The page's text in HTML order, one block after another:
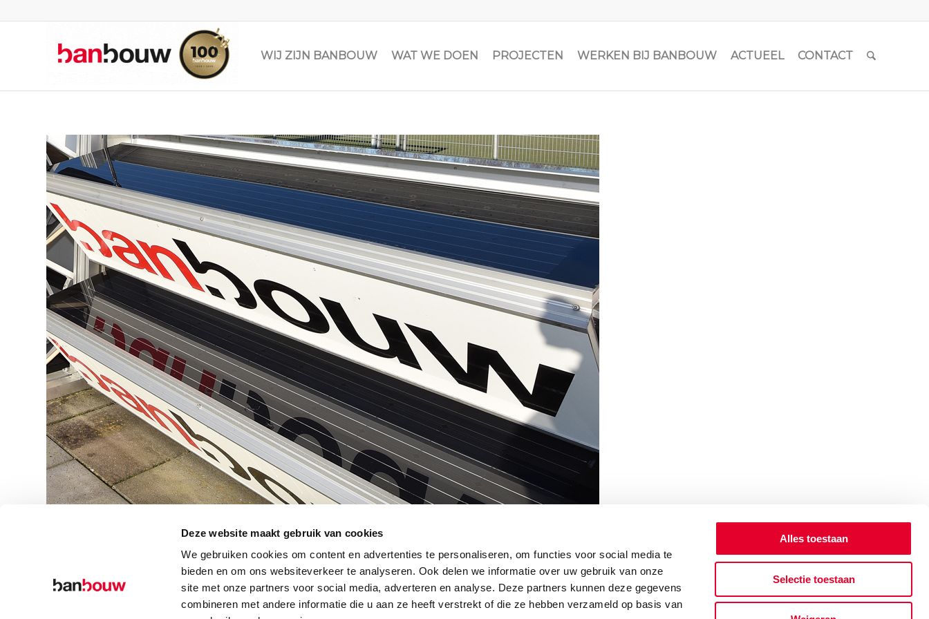
Deze website maakt gebruik van cookies
We gebruiken cookies om content en advertenties te personaliseren, om functies voor social media te
bieden en om ons websiteverkeer te analyseren. Ook delen we informatie over uw gebruik van onze
site met onze partners voor social media, adverteren en analyse. Deze partners kunnen deze gegevens
combineren met andere informatie die u aan ze heeft verstrekt of die ze hebben verzameld op basis van
Alles toestaan
Selectie toestaan
WIJ ZIJN BANBOUW WAT WE DOEN PROJECTEN WERKEN BIJ BANBOUW ACTUEEL CONTACT